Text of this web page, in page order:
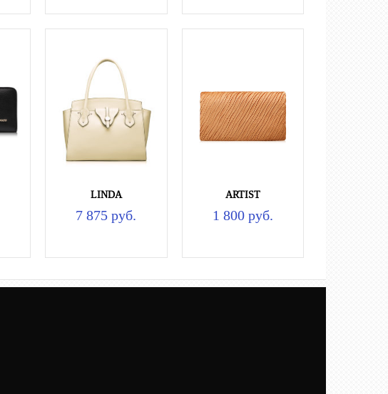
LINDA
7 875 руб.
ARTIST
1 800 руб.